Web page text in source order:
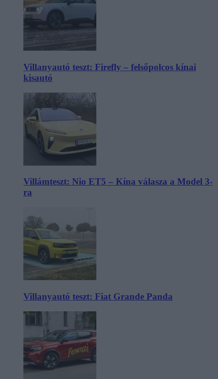
Villanyautó teszt: Firefly – felsőpolcos kínai
kisautó
Villámteszt: Nio ET5 – Kína válasza a Model 3-
ra
Villanyautó teszt: Fiat Grande Panda